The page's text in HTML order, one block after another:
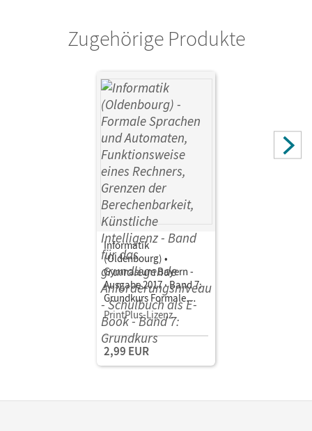
Wiedemann, Albert; Brichzin, Peter; Reinold, Klaus;
Seegerer, Stefan; Haupt, Matthias
Zugehörige Produkte
Informatik
(Oldenbourg) •
Gymnasium Bayern -
Ausgabe 2017 · Band 7:
Grundkurs Formale
Sprachen und
Automaten,
Funktionsweise eines
Rechners, Grenzen der
Berechenbarkeit,
grundlegende
PrintPlus-Lizenz
2,99 EUR